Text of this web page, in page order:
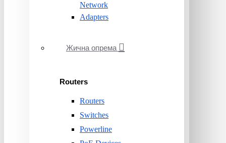
Network
Adapters
Жична опрема
Routers
Routers
Switches
Powerline